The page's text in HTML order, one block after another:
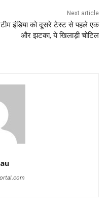
Next article
टीम इंडिया को दूसरे टेस्ट से पहले एक
और झटका, ये खिलाड़ी चोटिल